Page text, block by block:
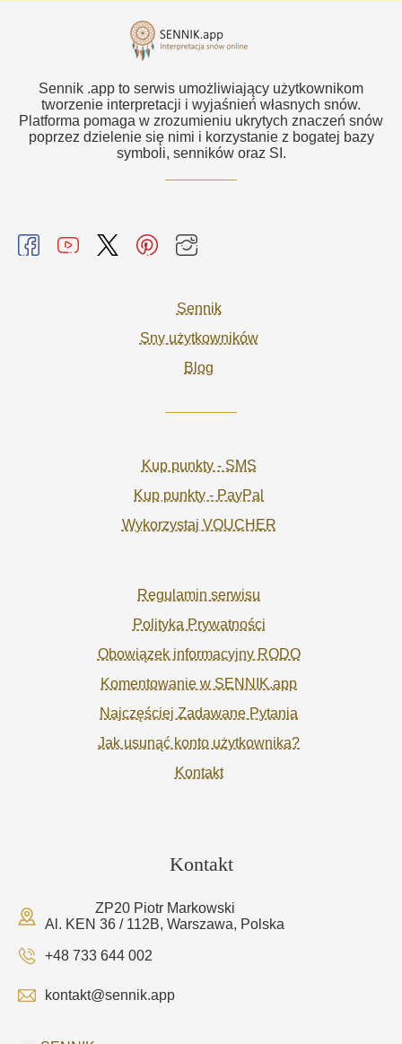
Sennik .app to serwis umożliwiający użytkownikom
tworzenie interpretacji i wyjaśnień własnych snów.
Platforma pomaga w zrozumieniu ukrytych znaczeń snów
poprzez dzielenie się nimi i korzystanie z bogatej bazy
symboli, senników oraz SI.
Sennik
Sny użytkowników
Blog
Kup punkty - SMS
Kup punkty - PayPal
Wykorzystaj VOUCHER
Regulamin serwisu
Polityka Prywatności
Obowiązek informacyjny RODO
Komentowanie w SENNIK.app
Najczęściej Zadawane Pytania
Jak usunąć konto użytkownika?
Kontakt
Kontakt
ZP20 Piotr Markowski
Al. KEN 36 / 112B, Warszawa, Polska
+48 733 644 002
kontakt@sennik.app